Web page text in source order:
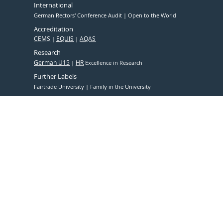
International
German Rectors' Conference Audit Open to the World
Accreditation
CEMS EQUIS AQAS
Research
German U15 HR Excellence in Research
Further Labels
Fairtrade University Family in the University